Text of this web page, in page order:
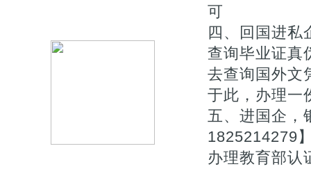
可
四、回国进私
查询毕业证真
去查询国外文
于此，办理一
五、进国企，
1825214279
办理教育部认